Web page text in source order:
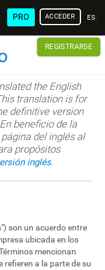
PRO ACCEDER
REGISTRARSE
the English
translation is for
definitive version
beneficio de la
del inglés al
propósitos
inglés.
son un acuerdo entre
ubicada en los
mencionan
refieren a la parte de su